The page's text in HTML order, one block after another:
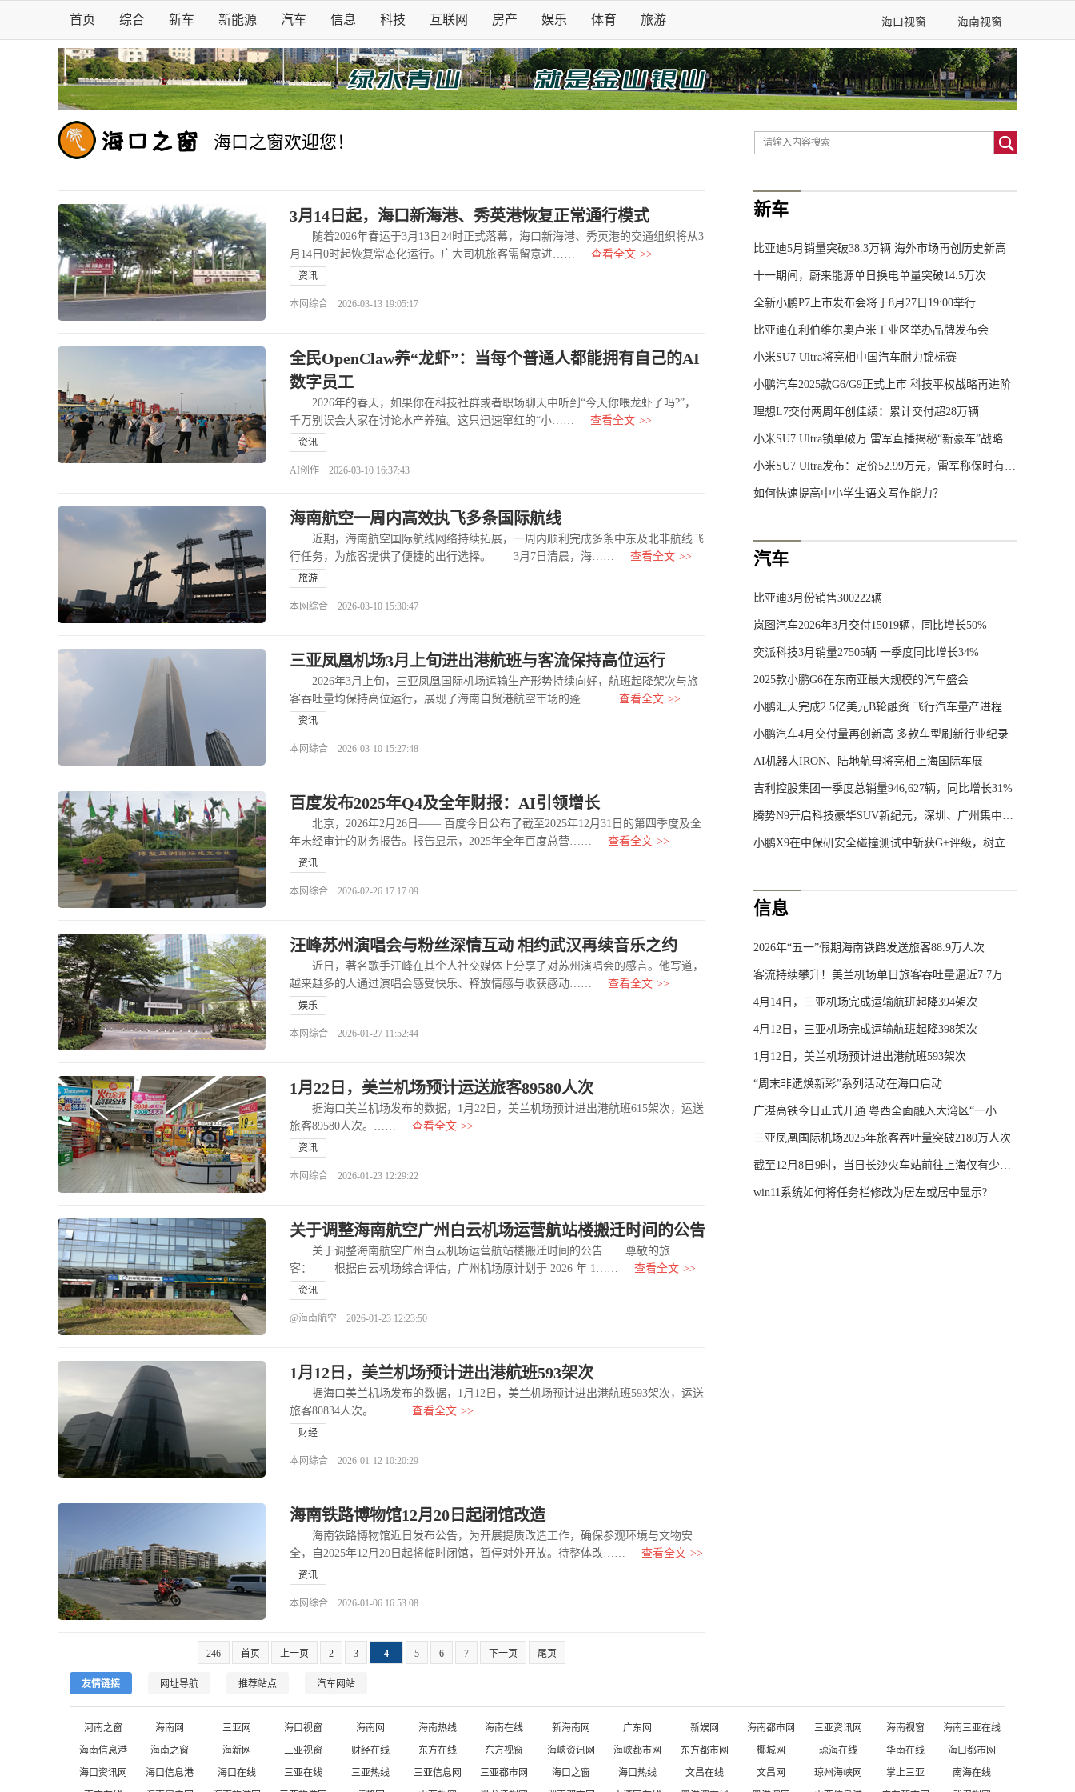
首页 综合 新车 新能源 汽车 信息 科技 互联网 房产 娱乐 体育 旅游 海口视窗 海南视窗
海口之窗欢迎您！
3月14日起，海口新海港、秀英港恢复正常通行模式
随着2026年春运于3月13日24时正式落幕，海口新海港、秀英港的交通组织将从3
月14日0时起恢复常态化运行。广大司机旅客需留意进……
查看全文 >>
资讯
本网综合 2026-03-13 19:05:17
全民OpenClaw养“龙虾”：当每个普通人都能拥有自己的AI
数字员工
2026年的春天，如果你在科技社群或者职场聊天中听到“今天你喂龙虾了吗?”，
千万别误会大家在讨论水产养殖。这只迅速窜红的“小……
查看全文 >>
资讯
AI创作 2026-03-10 16:37:43
海南航空一周内高效执飞多条国际航线
近期，海南航空国际航线网络持续拓展，一周内顺利完成多条中东及北非航线飞
行任务，为旅客提供了便捷的出行选择。 3月7日清晨，海……
查看全文 >>
旅游
本网综合 2026-03-10 15:30:47
三亚凤凰机场3月上旬进出港航班与客流保持高位运行
2026年3月上旬，三亚凤凰国际机场运输生产形势持续向好，航班起降架次与旅
客吞吐量均保持高位运行，展现了海南自贸港航空市场的蓬……
查看全文 >>
资讯
本网综合 2026-03-10 15:27:48
百度发布2025年Q4及全年财报：AI引领增长
北京，2026年2月26日—— 百度今日公布了截至2025年12月31日的第四季度及全
年未经审计的财务报告。报告显示，2025年全年百度总营……
查看全文 >>
资讯
本网综合 2026-02-26 17:17:09
汪峰苏州演唱会与粉丝深情互动 相约武汉再续音乐之约
近日，著名歌手汪峰在其个人社交媒体上分享了对苏州演唱会的感言。他写道，
越来越多的人通过演唱会感受快乐、释放情感与收获感动……
查看全文 >>
娱乐
本网综合 2026-01-27 11:52:44
1月22日，美兰机场预计运送旅客89580人次
据海口美兰机场发布的数据，1月22日，美兰机场预计进出港航班615架次，运送
旅客89580人次。……
查看全文 >>
资讯
本网综合 2026-01-23 12:29:22
关于调整海南航空广州白云机场运营航站楼搬迁时间的公告
关于调整海南航空广州白云机场运营航站楼搬迁时间的公告 尊敬的旅
客： 根据白云机场综合评估，广州机场原计划于 2026 年 1……
查看全文 >>
资讯
@海南航空 2026-01-23 12:23:50
1月12日，美兰机场预计进出港航班593架次
据海口美兰机场发布的数据，1月12日，美兰机场预计进出港航班593架次，运送
旅客80834人次。……
查看全文 >>
财经
本网综合 2026-01-12 10:20:29
海南铁路博物馆12月20日起闭馆改造
海南铁路博物馆近日发布公告，为开展提质改造工作，确保参观环境与文物安
全，自2025年12月20日起将临时闭馆，暂停对外开放。待整体改……
查看全文 >>
资讯
本网综合 2026-01-06 16:53:08
246 首页 上一页 2 3 4 5 6 7 下一页 尾页
新车
比亚迪5月销量突破38.3万辆 海外市场再创历史新高
十一期间，蔚来能源单日换电单量突破14.5万次
全新小鹏P7上市发布会将于8月27日19:00举行
比亚迪在利伯维尔奥卢米工业区举办品牌发布会
小米SU7 Ultra将亮相中国汽车耐力锦标赛
小鹏汽车2025款G6/G9正式上市 科技平权战略再进阶
理想L7交付两周年创佳绩：累计交付超28万辆
小米SU7 Ultra锁单破万 雷军直播揭秘“新豪车”战略
小米SU7 Ultra发布：定价52.99万元，雷军称保时有实力有格局
如何快速提高中小学生语文写作能力？
汽车
比亚迪3月份销售300222辆
岚图汽车2026年3月交付15019辆，同比增长50%
奕派科技3月销量27505辆 一季度同比增长34%
2025款小鹏G6在东南亚最大规模的汽车盛会
小鹏汇天完成2.5亿美元B轮融资 飞行汽车量产进程加速
小鹏汽车4月交付量再创新高 多款车型刷新行业纪录
AI机器人IRON、陆地航母将亮相上海国际车展
吉利控股集团一季度总销量946,627辆，同比增长31%
腾势N9开启科技豪华SUV新纪元，深圳、广州集中交付仪式圆满举行
小鹏X9在中保研安全碰撞测试中斩获G+评级，树立50万元内MPV安全新标杆
信息
2026年“五一”假期海南铁路发送旅客88.9万人次
客流持续攀升！美兰机场单日旅客吞吐量逼近7.7万人次
4月14日，三亚机场完成运输航班起降394架次
4月12日，三亚机场完成运输航班起降398架次
1月12日，美兰机场预计进出港航班593架次
“周末非遗焕新彩”系列活动在海口启动
广湛高铁今日正式开通 粤西全面融入大湾区“一小时生活圈”
三亚凤凰国际机场2025年旅客吞吐量突破2180万人次
截至12月8日9时，当日长沙火车站前往上海仅有少量余票
win11系统如何将任务栏修改为居左或居中显示?
友情链接 网址导航 推荐站点 汽车网站
河南之窗 海南网 三亚网 海口视窗 海南网 海南热线 海南在线 新海南网 广东网 新娱网 海南都市网 三亚资讯网 海南视窗
海南三亚在线
海南信息港
海南之窗 海新网 三亚视窗 财经在线 东方在线 东方视窗 海峡资讯网 海峡都市网 东方都市网 椰城网 琼海在线 华南在线
海口都市网
海口资讯网
海口信息港 海口在线 三亚在线 三亚热线 三亚信息网 三亚都市网 海口之窗 海口热线 文昌在线 文昌网 琼州海峡网 掌上三亚
南海在线